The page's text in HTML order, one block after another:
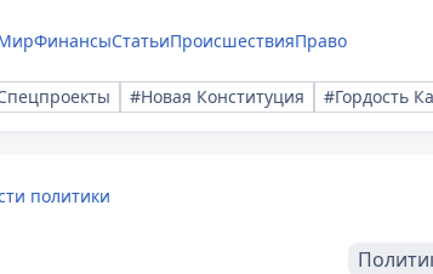
ФинансыСтатьиПроисшествияПраво
#Новая Конституция #Гордость
политики